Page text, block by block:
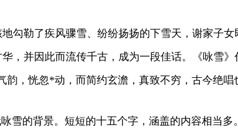
勒了疾风骤雪、纷纷扬扬的下雪天，谢家子
，并因此而流传千古，成为一段佳话。《咏雪
，恍忽*动，而简约玄澹，真致不穷，古今绝唱
的背景。短短的十五个字，涵盖的内容相当多